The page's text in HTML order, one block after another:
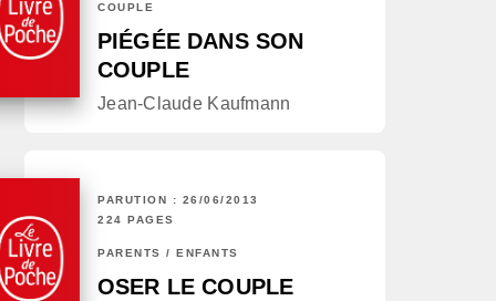
COUPLE
PIÉGÉE DANS SON
COUPLE
Jean-Claude Kaufmann
PARUTION : 26/06/2013
224 PAGES
PARENTS / ENFANTS
OSER LE COUPLE